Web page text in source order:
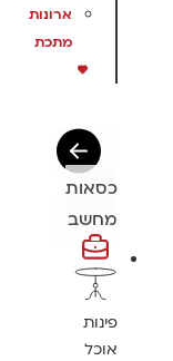
ארונות
מתכת
כסאות
מחשב
פינות
אוכל